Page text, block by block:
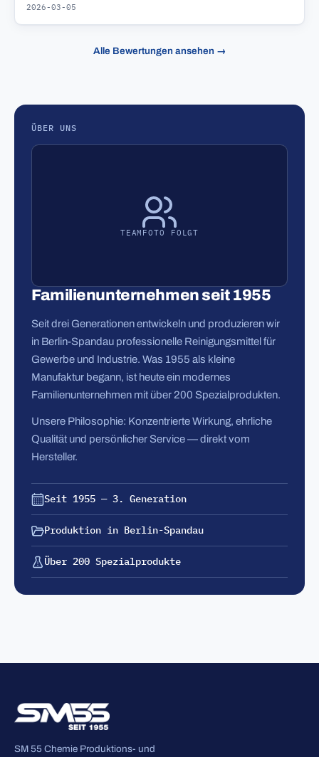
2026-03-05
Alle Bewertungen ansehen →
ÜBER UNS
TEAMFOTO FOLGT
Familienunternehmen seit 1955
Seit drei Generationen entwickeln und produzieren wir
in Berlin-Spandau professionelle Reinigungsmittel für
Gewerbe und Industrie. Was 1955 als kleine
Manufaktur begann, ist heute ein modernes
Familienunternehmen mit über 200 Spezialprodukten.
Unsere Philosophie: Konzentrierte Wirkung, ehrliche
Qualität und persönlicher Service — direkt vom
Hersteller.
Seit 1955 — 3. Generation
Produktion in Berlin-Spandau
Über 200 Spezialprodukte
SM 55 Chemie Produktions- und